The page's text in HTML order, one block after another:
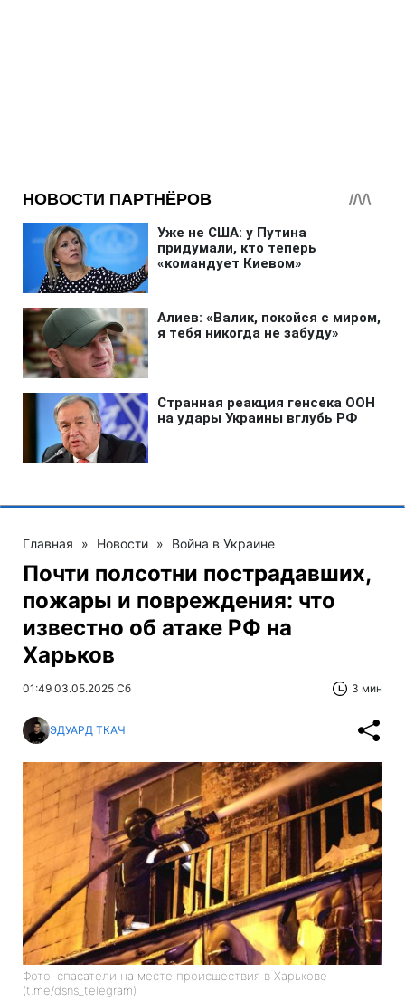
Главная » Новости » Война в Украине
Почти полсотни пострадавших,
пожары и повреждения: что
известно об атаке РФ на
Харьков
01:49 03.05.2025 Сб 3 мин
ЭДУАРД ТКАЧ
Фото: спасатели на месте происшествия в Харькове
(t.me/dsns_telegram)